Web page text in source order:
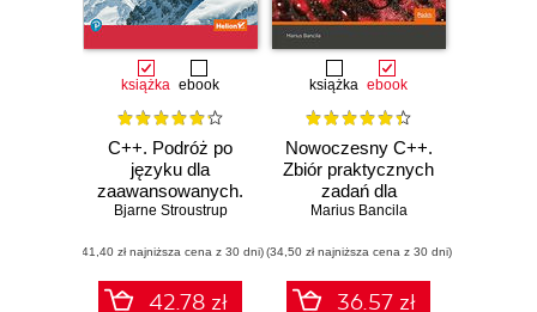
książka ebook
C++. Podróż po
języku dla
zaawansowanych.
Wydanie II
Bjarne Stroustrup
(41,40 zł najniższa cena z 30 dni)
42.78 zł
książka ebook
Nowoczesny C++.
Zbiór praktycznych
zadań dla
przyszłych
Marius Bancila
(34,50 zł najniższa cena z 30 dni)
36.57 zł